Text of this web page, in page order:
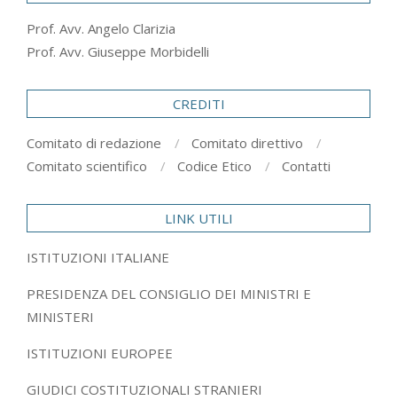
Prof. Avv. Angelo Clarizia
Prof. Avv. Giuseppe Morbidelli
CREDITI
Comitato di redazione
Comitato direttivo
Comitato scientifico
Codice Etico Contatti
LINK UTILI
ISTITUZIONI ITALIANE
PRESIDENZA DEL CONSIGLIO DEI MINISTRI E
MINISTERI
ISTITUZIONI EUROPEE
GIUDICI COSTITUZIONALI STRANIERI